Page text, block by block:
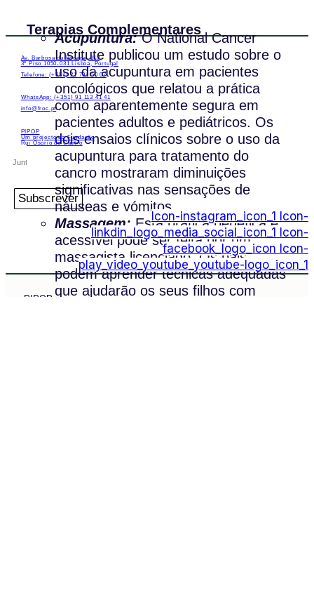
Terapias Complementares
Acupuntura:O National Cancer
Institute publicou um estudo sobre o
uso da acupuntura em pacientes
oncológicos que relatou a prática
como aparentemente segura em
pacientes adultos e pediátricos. Os
dois ensaios clínicos sobre o uso da
acupuntura para tratamento do
cancro mostraram diminuições
significativas nas sensações de
náuseas e vómitos.
Massagem: Esta prática benéfica e
acessível pode ser feita por um
massagista licenciado. Os pais
podem aprender técnicas adequadas
que ajudarão os seus filhos com
Av. Barbosa du Bocage, 113,
3º Piso 1050-031 Lisboa, Portugal
Telefone: (+351) 21 791 50 07
WhatsApp: (+351) 91 113 41 41
info@froc.pt
PIPOP
Um projecto da Fundação
Rui Osório de Castro
Subscrever
Icon-instagram_icon_1 Icon-
linkdin_logo_media_social_icon_1 Icon-
facebook_logo_icon Icon-
play_video_youtube_youtube-logo_icon_1
PIPOP